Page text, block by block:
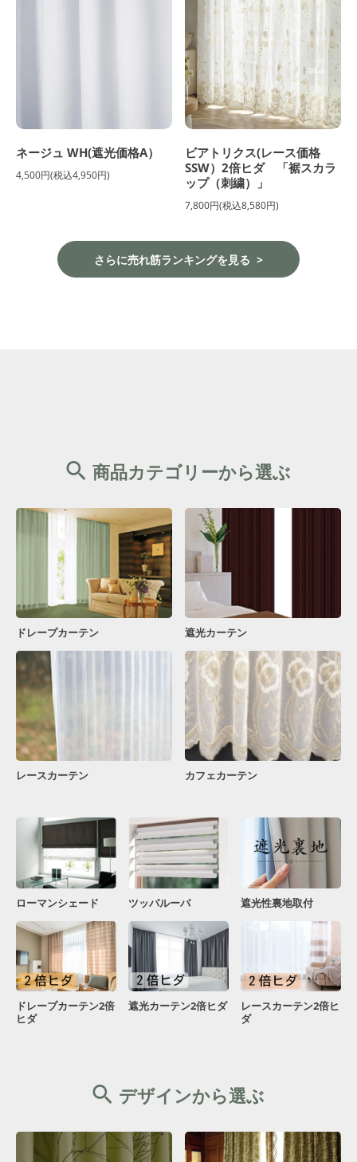
ネージュ WH(遮光価格A）
4,500円(税込4,950円)
ビアトリクス(レース価格
SSW）2倍ヒダ 「裾スカラ
ップ（刺繍）」
7,800円(税込8,580円)
さらに売れ筋ランキングを見る
商品カテゴリーから選ぶ
ドレープカーテン 遮光カーテン
レースカーテン カフェカーテン
ローマンシェード ツッパルーバ 遮光性裏地取付
ドレープカーテン2倍
ヒダ
遮光カーテン2倍ヒダ
レースカーテン2倍ヒ
ダ
デザインから選ぶ